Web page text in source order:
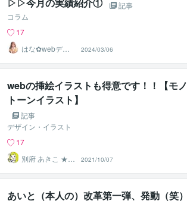
記事
コラム
17
はな✿webデザ
イン屋さん
2024/03/06
webの挿絵イラストも得意です！！【モノ
トーンイラスト】
記事
デザイン・イラスト
17
別府 あきこ ★法
人様との実績多
数★
2021/10/07
あいと（本人の）改革第一弾、発動（笑）